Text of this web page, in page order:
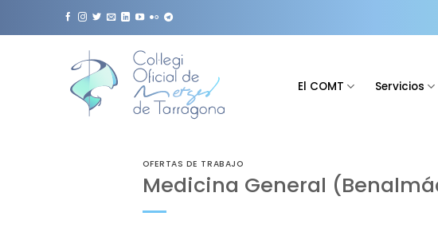
El COMT Servicios
OFERTAS DE TRABAJO
Medicina General